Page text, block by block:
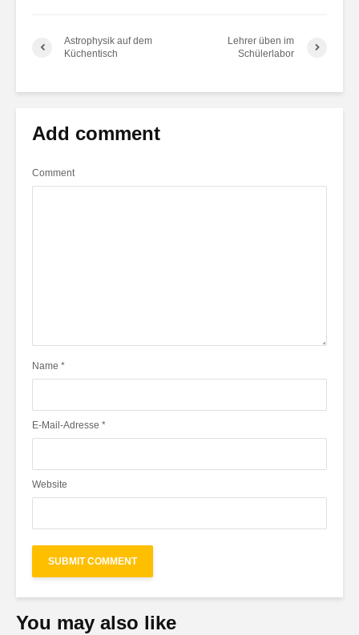
Astrophysik auf dem
Küchentisch
Lehrer üben im
Schülerlabor
Add comment
Comment
Name *
E-Mail-Adresse *
Website
You may also like